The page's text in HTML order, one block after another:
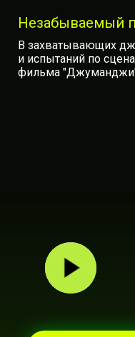
В захватывающих
и испытаний по
фильма
Незабываемый